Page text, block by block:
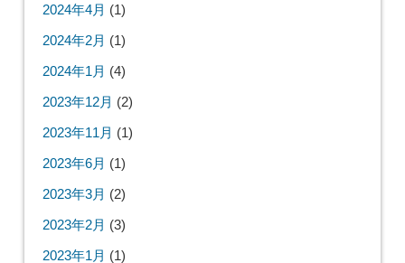
2024年4月 (1)
2024年2月 (1)
2024年1月 (4)
2023年12月 (2)
2023年11月 (1)
2023年6月 (1)
2023年3月 (2)
2023年2月 (3)
2023年1月 (1)